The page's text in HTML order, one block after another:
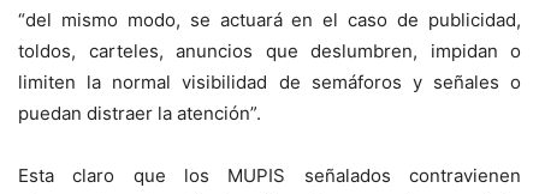
“del mismo modo, se actuará en el caso de publicidad,
toldos, carteles, anuncios que deslumbren, impidan o
limiten la normal visibilidad de semáforos y señales o
puedan distraer la atención”.
Esta claro que los MUPIS señalados contravienen